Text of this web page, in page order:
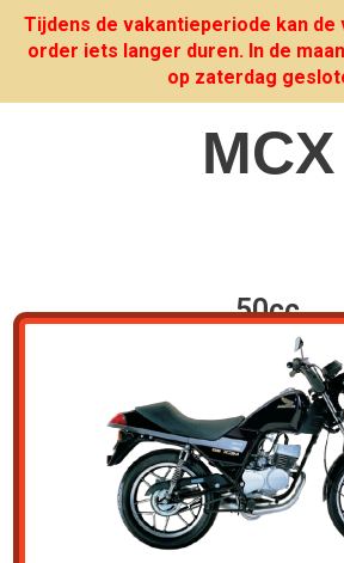
Tijdens de vakantieperiode kan de
order iets langer duren. In de
op zaterdag
MCX
50cc